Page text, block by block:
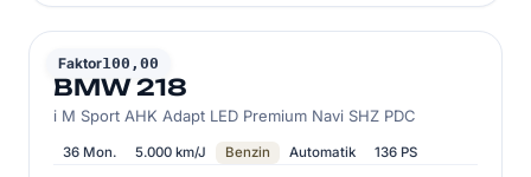
Faktor100,00
BMW
BMW 218
i M Sport AHK Adapt LED Premium Navi SHZ PDC
36 Mon. 5.000 km/J Benzin Automatik 136 PS